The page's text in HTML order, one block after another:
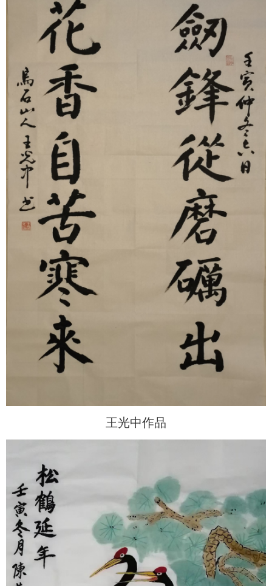
王光中作品